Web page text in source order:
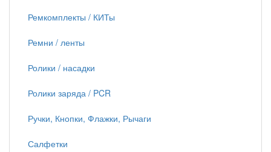
Ремкомплекты / КИТы
Ремни / ленты
Ролики / насадки
Ролики заряда / PCR
Ручки, Кнопки, Флажки, Рычаги
Салфетки